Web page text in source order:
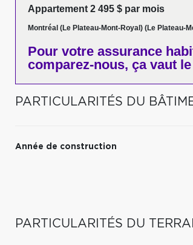
Appartement 2 495 $ par mois
Montréal (Le Plateau-Mont-Royal) (Le Plateau-
Pour votre assurance
comparez-nous, ça vaut
PARTICULARITÉS DU
Année de construction
PARTICULARITÉS DU